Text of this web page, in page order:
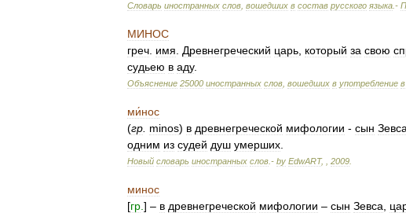
Словарь иностранных слов вошедших в состав русского языка .-
МИНОС
греч имя Древнегреческий царь который за свою
судьею в аду.
Объяснение 25000 иностранных слов вошедших в употребление в
ми́нос
(гр minos) в древнегреческой мифологии - сын Зевса
одним из судей душ умерших
Новый словарь иностранных слов .- by EdwART, 2009
минос
[гр ] – в древнегреческой мифологии – сын Зевса